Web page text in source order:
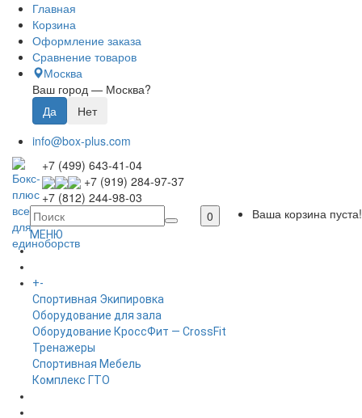
Главная
Корзина
Оформление заказа
Сравнение товаров
Москва
Ваш город — Москва?
info@box-plus.com
+7 (499) 643-41-04
+7 (919) 284-97-37
+7 (812) 244-98-03
0
Ваша корзина пуста!
МЕНЮ
ГЛАВНАЯ
+-
Спортивная Экипировка
Оборудование для зала
Оборудование КроссФит — CrossFit
Тренажеры
Спортивная Мебель
Комплекс ГТО